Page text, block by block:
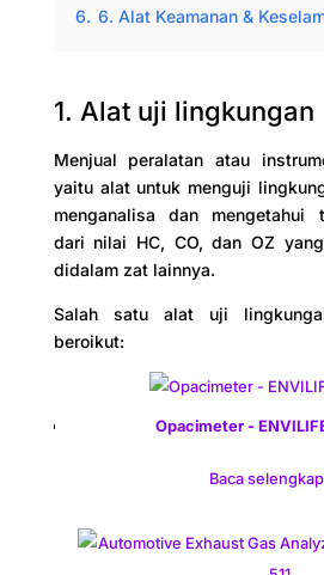
6. 6. Alat Keamanan &
1. Alat uji lingkungan
Menjual peralatan atau
yaitu alat untuk menguji
menganalisa dan mengetahui
dari nilai HC, CO, dan OZ
didalam zat lainnya.
Salah satu alat uji
beroikut:
Opacimeter -
Baca